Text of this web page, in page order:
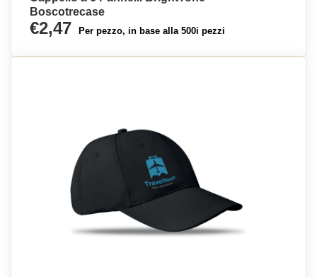
Boscotrecase
€2,47 Per pezzo, in base alla 500i pezzi